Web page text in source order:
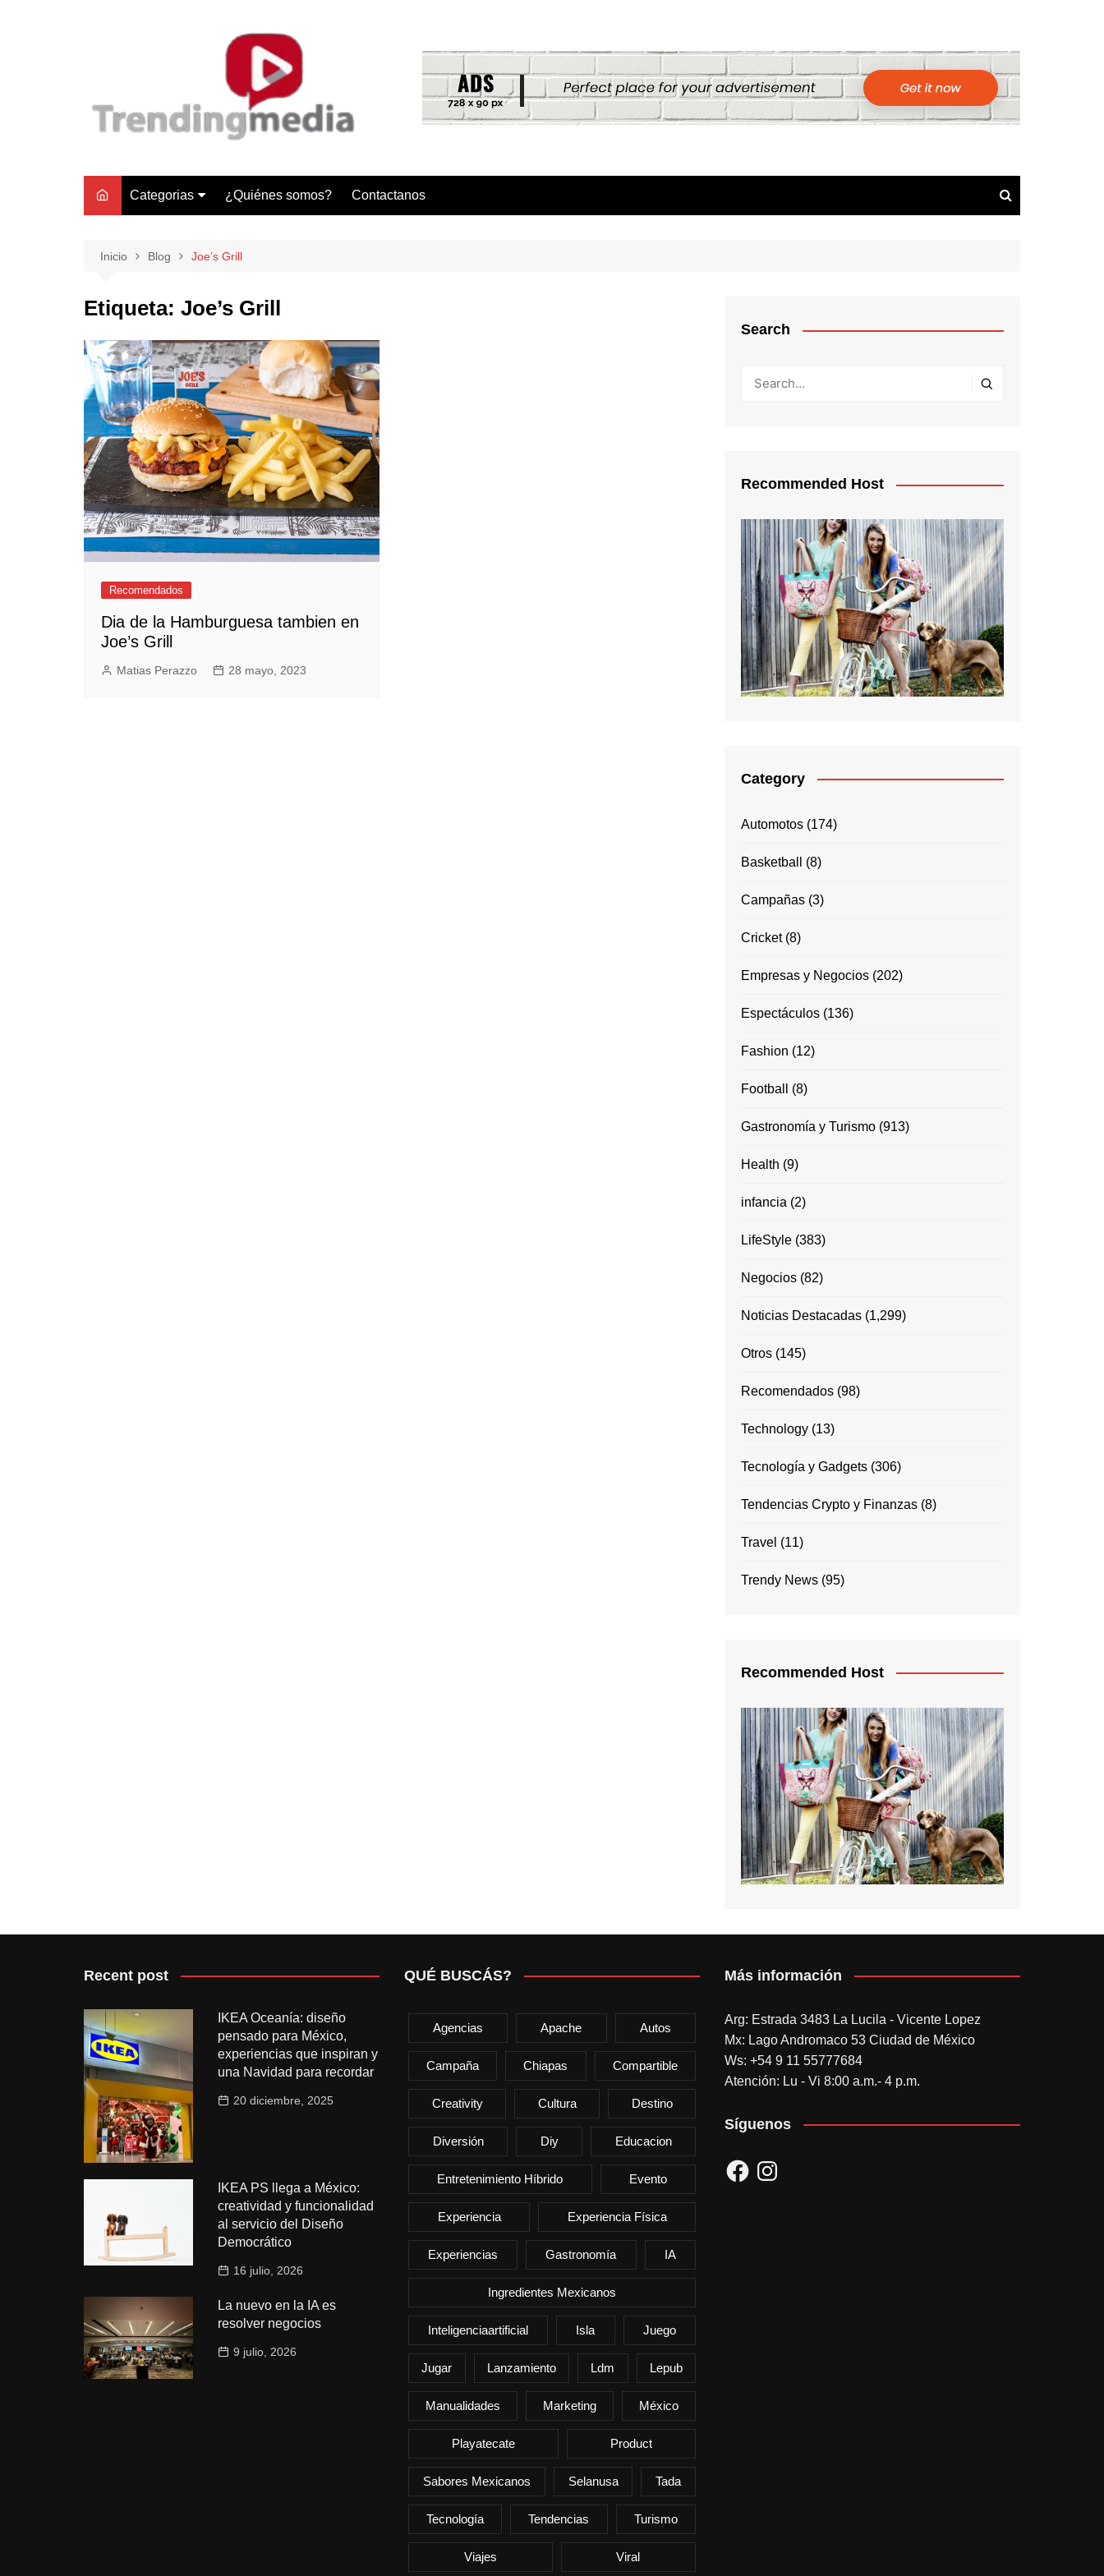
Categorias
Negocios
Lifestyle
Motores
Tecnología y Gadgets
Empresas y Negocios
Automotos
Espectáculos
Trendy News
LifeStyle
Negocios
¿Quiénes somos? Contactanos
Inicio Blog Joe’s Grill
Etiqueta: Joe’s Grill
Recomendados
Dia de la Hamburguesa tambien en
Joe’s Grill
Matias Perazzo 28 mayo, 2023
Search
Recommended Host
Category
Automotos (174)
Basketball (8)
Campañas (3)
Cricket(8)
Empresas y Negocios (202)
Espectáculos (136)
Fashion (12)
Football (8)
Gastronomía y Turismo (913)
Health (9)
infancia (2)
LifeStyle (383)
Negocios (82)
Noticias Destacadas (1,299)
Otros (145)
Recomendados (98)
Technology (13)
Tecnología y Gadgets (306)
Tendencias Crypto y Finanzas (8)
Travel (11)
Trendy News (95)
Recommended Host
Recent post
IKEA Oceanía: diseño
pensado para México,
experiencias que inspiran y
una Navidad para recordar
20 diciembre, 2025
IKEA PS llega a México:
creatividad y funcionalidad
al servicio del Diseño
Democrático
16 julio, 2026
La nuevo en la IA es
resolver negocios
9 julio, 2026
QUÉ BUSCÁS?
Agencias Apache Autos
Campaña Chiapas Compartible
Creativity Cultura Destino
Diversión Diy Educacion
Entretenimiento Híbrido Evento
Experiencia Experiencia Física
Experiencias Gastronomía IA
Ingredientes Mexicanos
Inteligenciaartificial Isla Juego
Jugar Lanzamiento Ldm Lepub
Manualidades Marketing México
Playatecate Product
Sabores Mexicanos Selanusa Tada
Tecnología Tendencias Turismo
Viajes Viral
Más información
Arg: Estrada 3483 La Lucila - Vicente Lopez
Mx: Lago Andromaco 53 Ciudad de México
Ws: +54 9 11 55777684
Atención: Lu - Vi 8:00 a.m.- 4 p.m.
Síguenos
FacebookInstagram